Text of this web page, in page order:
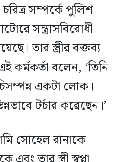
সম্পর্কে পুলিশ
সন্ত্রাসবিরোধী
তার স্ত্রীর বক্তব্য
কর্মকর্তা বলেন, ‘তিনি
একটা লোক।
টর্চার করেছেন।’
সোহেল রানাকে